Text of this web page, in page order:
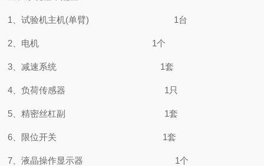
1、试验机主机(单臂) 1台
2、电机 1个
3、减速系统 1套
4、负荷传感器 1只
5、精密丝杠副 1套
6、限位开关 1套
7、液晶操作显示器 1个